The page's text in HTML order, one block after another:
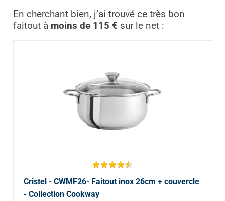
En cherchant bien, j’ai trouvé ce très bon
faitout à moins de 115 € sur le net :
Cristel - CWMF26- Faitout inox 26cm + couvercle
- Collection Cookway